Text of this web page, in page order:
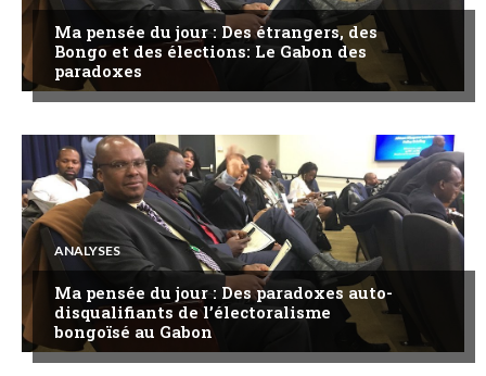
Ma pensée du jour : Des étrangers, des
Bongo et des élections: Le Gabon des
paradoxes
ANALYSES
Ma pensée du jour : Des paradoxes auto-
disqualifiants de l’électoralisme
bongoïsé au Gabon